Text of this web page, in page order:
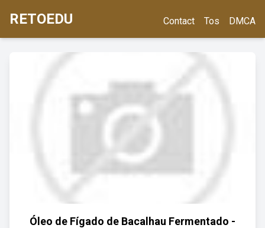
RETOEDU Contact Tos DMCA
Óleo de Fígado de Bacalhau Fermentado -